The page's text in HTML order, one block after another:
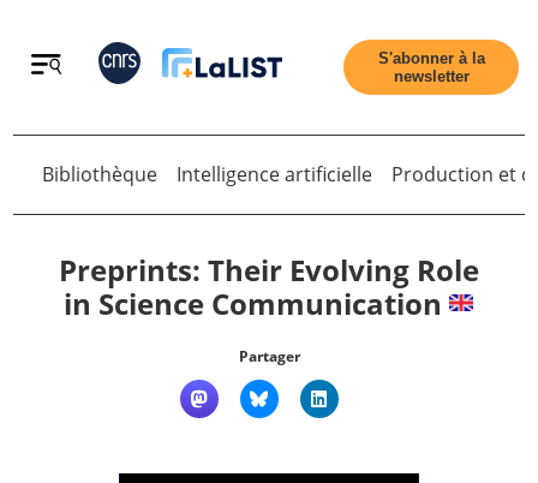
Retour
S'abonner à la
newsletter
Retour
Bibliothèque Intelligence artificielle Production et
Preprints: Their Evolving Role
in Science Communication
Partager